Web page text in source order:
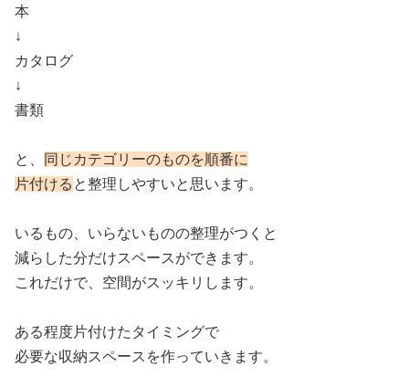
本
↓
カタログ
↓
書類
と、
同じカテゴリーのものを順番に
片付ける と整理しやすいと思います。
いるもの、いらないものの整理がつくと
減らした分だけスペースができます。
これだけで、空間がスッキリします。
ある程度片付けたタイミングで
必要な収納スペースを作っていきます。